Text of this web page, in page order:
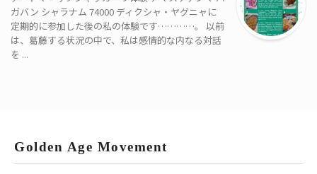
ガバン シャラナム 74000 ディクシャ・ヤグニャに
定期的に参加した後の私の体験です…………。 以前
は、葛藤する状況の中で、私は感情的な内なる対話
を ...
Golden Age Movement